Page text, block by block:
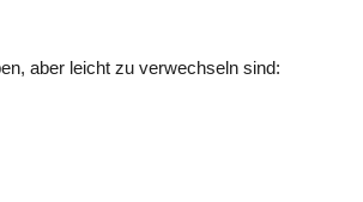
aber leicht zu verwechseln sind: